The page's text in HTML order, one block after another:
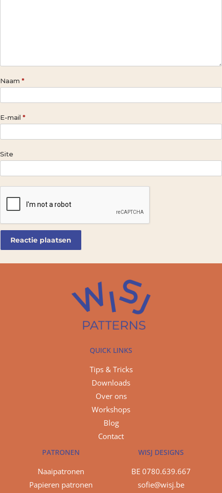
Naam *
E-mail *
Site
QUICK LINKS
Tips & Tricks
Downloads
Over ons
Workshops
Blog
Contact
PATRONEN
Naaipatronen
Papieren patronen
WISJ DESIGNS
BE 0780.639.667
sofie@wisj.be